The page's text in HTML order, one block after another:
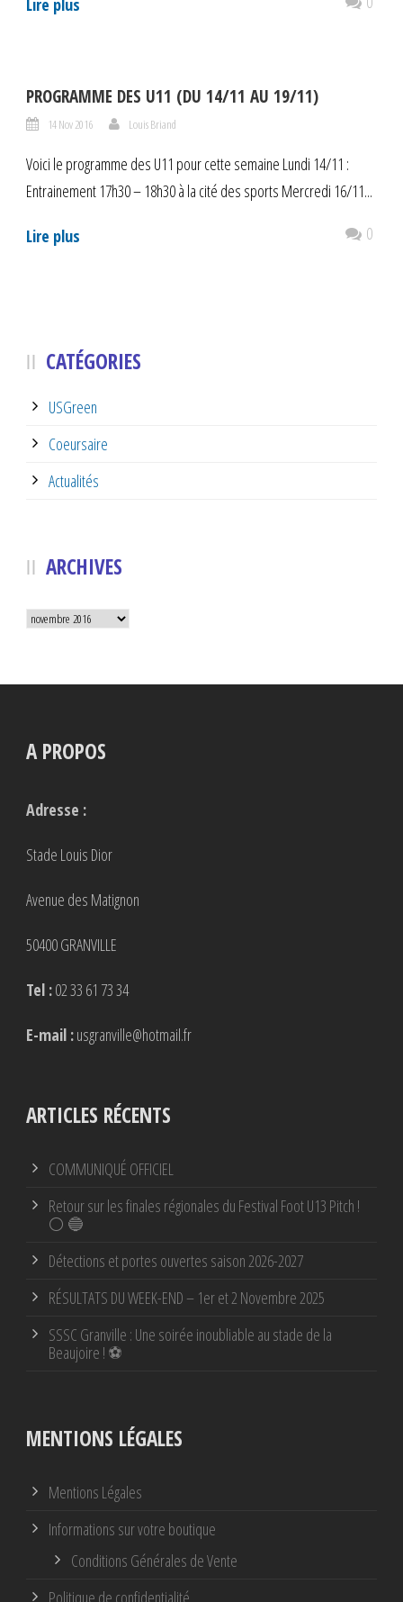
PROGRAMME DES U11 (DU 14/11 AU 19/11)
14 Nov 2016 Louis Briand
Voici le programme des U11 pour cette semaine Lundi 14/11 :
Entrainement 17h30 – 18h30 à la cité des sports Mercredi 16/11...
Lire plus 0
CATÉGORIES
USGreen
Coeursaire
Actualités
ARCHIVES
Archives
A PROPOS
Adresse :
Stade Louis Dior
Avenue des Matignon
50400 GRANVILLE
Tel :02 33 61 73 34
E-mail :usgranville@hotmail.fr
ARTICLES RÉCENTS
COMMUNIQUÉ OFFICIEL
Retour sur les finales régionales du Festival Foot U13 Pitch !
⚪ 🔵
Détections et portes ouvertes saison 2026-2027
RÉSULTATS DU WEEK-END – 1er et 2 Novembre 2025
SSSC Granville : Une soirée inoubliable au stade de la
Beaujoire ! ⚽
MENTIONS LÉGALES
Mentions Légales
Informations sur votre boutique
Conditions Générales de Vente
Politique de confidentialité